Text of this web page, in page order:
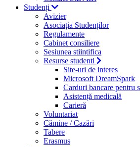
Studenți
Avizier
Asociația Studenților
Regulamente
Cabinet consiliere
Sesiunea stiintifica
Resurse studenti
Site-uri de interes
Microsoft DreamSpark
Carduri bancare pentru
Asistență medicală
Carieră
Voluntariat
Cămine / Cazări
Tabere
Erasmus